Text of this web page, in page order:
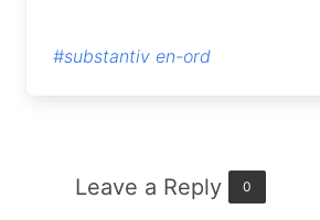
#substantiv en-ord
Leave a Reply 0